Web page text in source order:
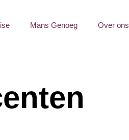
Mans Genoeg Over ons